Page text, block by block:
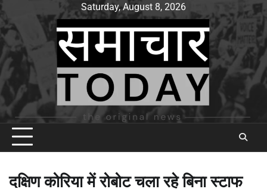
Skip
to
content
Saturday, August 8, 2026
दक्षिण कोरिया में रोबोट चला रहे बिना स्टाफ